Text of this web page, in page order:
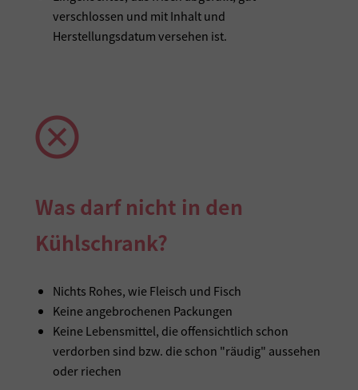
verschlossen und mit Inhalt und
Herstellungsdatum versehen ist.
Was darf nicht in den
Kühlschrank?
Nichts Rohes, wie Fleisch und Fisch
Keine angebrochenen Packungen
Keine Lebensmittel, die offensichtlich schon
verdorben sind bzw. die schon "räudig" aussehen
oder riechen